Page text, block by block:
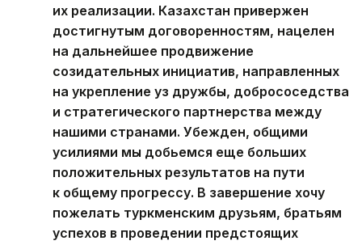
их реализации. Казахстан привержен
достигнутым договоренностям, нацелен
на дальнейшее продвижение
созидательных инициатив, направленных
на укрепление уз дружбы, добрососедства
и стратегического партнерства между
нашими странами. Убежден, общими
усилиями мы добьемся еще больших
положительных результатов на пути
к общему прогрессу. В завершение хочу
пожелать туркменским друзьям, братьям
успехов в проведении предстоящих